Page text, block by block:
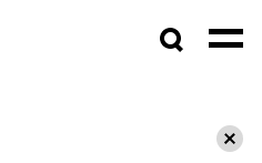
초기